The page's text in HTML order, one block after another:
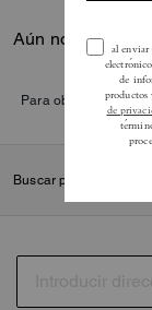
Aún no hay
Para obtener más
Buscar productos